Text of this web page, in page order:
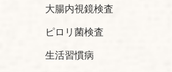
大腸内視鏡検査
ピロリ菌検査
生活習慣病